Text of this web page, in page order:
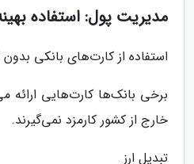
مدیریت پول: استفاده
استفاده از کارت‌های بانکی بدون
برخی بانک‌ها کارت‌هایی ارائه
خارج از کشور کارمزد نمی‌گیرند.
تبدیل ارز